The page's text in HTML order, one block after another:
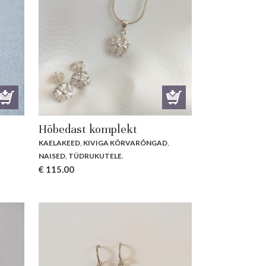
Hõbedast komplekt
KAELAKEED, KIVIGA KÕRVARÕNGAD,
NAISED, TÜDRUKUTELE.
€ 115.00